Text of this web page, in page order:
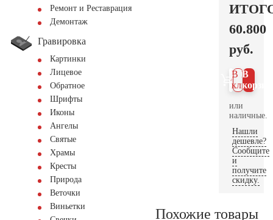
Ремонт и Реставрация
Демонтаж
Гравировка
Картинки
Лицевое
Обратное
Шрифты
Иконы
Ангелы
Святые
Храмы
Кресты
Природа
Веточки
Виньетки
60.800
руб.
В
В 1
клик
или
наличные.
Нашли
дешевле?
Сообщите
и
получите
скидку.
Похожие товары